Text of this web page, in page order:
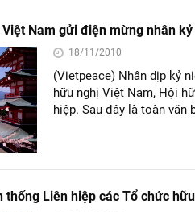
Việt Nam gửi điện mừng nhân
18/11/2010
(Vietpeace) Nhân dịp kỷ
hữu nghị Việt Nam, Hội
hiệp. Sau đây là toàn văn
thống Liên hiệp các Tổ chức